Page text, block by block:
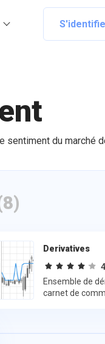
sentiment du marché
Derivatives
Ensemble de
carnet de